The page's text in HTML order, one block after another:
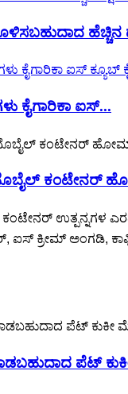
ಹೆಚ್ಚಿನ
ಕೈಗಾರಿಕಾ ಐಸ್...
ಕಂಟೇನರ್
ಉತ್ಪನ್ನಗಳ
ಐಸ್ ಕ್ರೀಮ್ ಅಂಗಡಿ,
ಪೆಟ್